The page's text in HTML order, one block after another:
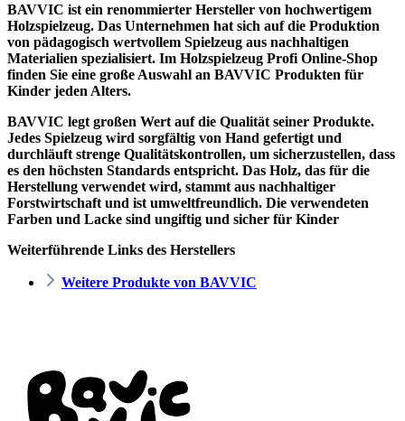
BAVVIC ist ein renommierter Hersteller von hochwertigem
Holzspielzeug. Das Unternehmen hat sich auf die Produktion
von pädagogisch wertvollem Spielzeug aus nachhaltigen
Materialien spezialisiert. Im Holzspielzeug Profi Online-Shop
finden Sie eine große Auswahl an BAVVIC Produkten für
Kinder jeden Alters.
BAVVIC legt großen Wert auf die Qualität seiner Produkte.
Jedes Spielzeug wird sorgfältig von Hand gefertigt und
durchläuft strenge Qualitätskontrollen, um sicherzustellen, dass
es den höchsten Standards entspricht. Das Holz, das für die
Herstellung verwendet wird, stammt aus nachhaltiger
Forstwirtschaft und ist umweltfreundlich. Die verwendeten
Farben und Lacke sind ungiftig und sicher für Kinder
Weiterführende Links des Herstellers
Weitere Produkte von BAVVIC